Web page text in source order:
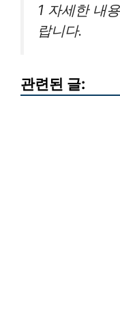
1 자세한 내
랍니다.
관련된 글: